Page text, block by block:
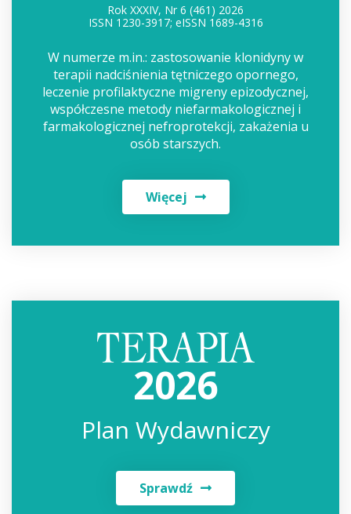
Rok XXXIV, Nr 6 (461) 2026
ISSN 1230-3917; eISSN 1689-4316
W numerze m.in.: zastosowanie klonidyny w
terapii nadciśnienia tętniczego opornego,
leczenie profilaktyczne migreny epizodycznej,
współczesne metody niefarmakologicznej i
farmakologicznej nefroprotekcji, zakażenia u
osób starszych.
Więcej
2026
Plan Wydawniczy
Sprawdź